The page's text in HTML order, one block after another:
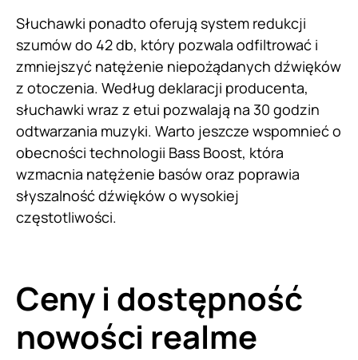
Słuchawki ponadto oferują system redukcji
szumów do 42 db, który pozwala odfiltrować i
zmniejszyć natężenie niepożądanych dźwięków
z otoczenia. Według deklaracji producenta,
słuchawki wraz z etui pozwalają na 30 godzin
odtwarzania muzyki. Warto jeszcze wspomnieć o
obecności technologii Bass Boost, która
wzmacnia natężenie basów oraz poprawia
słyszalność dźwięków o wysokiej
częstotliwości.
Ceny i dostępność
nowości realme